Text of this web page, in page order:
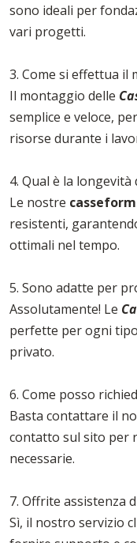
sono ideali per
vari progetti.
3. Come si effettua il
Il montaggio delle
semplice e veloce,
risorse durante i
4. Qual è la longevità
Le nostre
resistenti,
ottimali nel tempo.
5. Sono adatte per
Assolutamente! Le
perfette per ogni
privato.
6. Come posso
Basta contattare il
contatto sul sito per
necessarie.
7. Offrite assistenza
Sì, il nostro servizio